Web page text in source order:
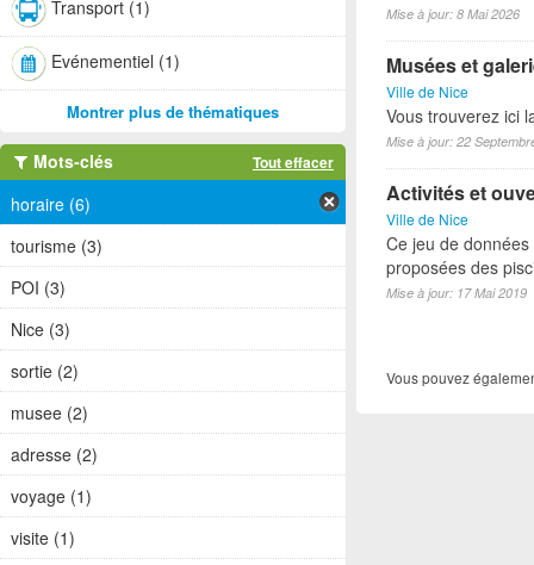
Mise à jour: 8 Mai 2026
Musées et
Ville de Nice
Vous trouverez ici
Mise à jour: 22
Activités et
Ville de Nice
Ce jeu de
proposées des
Mise à jour: 17 Mai 2019
Vous pouvez
Transport (1)
Evénementiel (1)
Montrer plus de thématiques
Mots-clés Tout effacer
horaire (6)
tourisme (3)
POI (3)
Nice (3)
sortie (2)
musee (2)
adresse (2)
voyage (1)
visite (1)